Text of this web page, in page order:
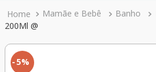
Mamãe e Bebê Banho
200Ml @
5%